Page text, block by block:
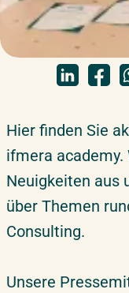
Hier finden Sie
ifmera
Neuigkeiten aus
über Themen
Consulting.
Unsere